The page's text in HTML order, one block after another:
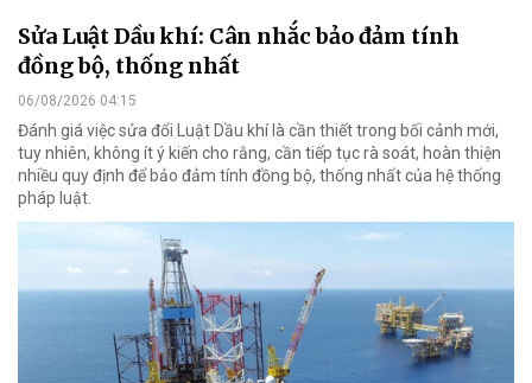
Sửa Luật Dầu khí: Cân nhắc bảo đảm tính
đồng bộ, thống nhất
06/08/2026 04:15
Đánh giá việc sửa đổi Luật Dầu khí là cần thiết trong bối cảnh mới,
tuy nhiên, không ít ý kiến cho rằng, cần tiếp tục rà soát, hoàn thiện
nhiều quy định để bảo đảm tính đồng bộ, thống nhất của hệ thống
pháp luật.